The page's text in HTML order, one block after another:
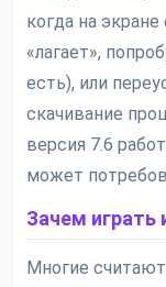
когда на
«лагает»,
есть), или
скачивание
версия 7.6
может
Зачем играть
Многие